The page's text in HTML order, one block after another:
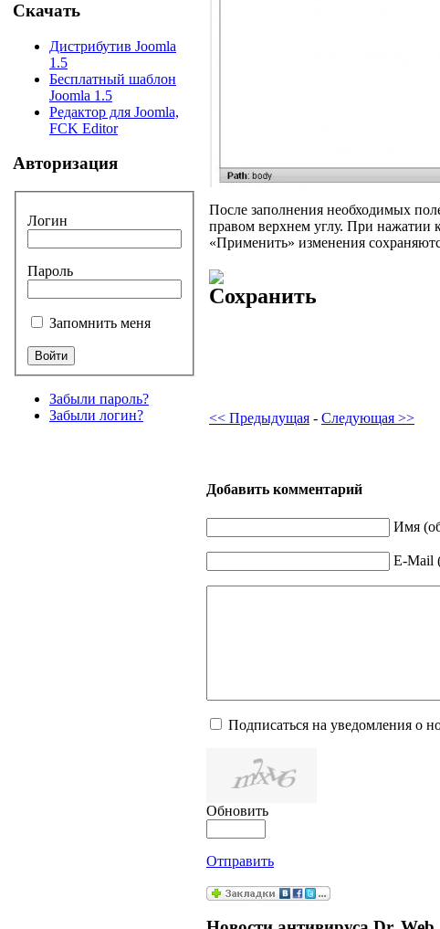
Скачать
Дистрибутив Joomla
1.5
Бесплатный шаблон
Joomla 1.5
Редактор для Joomla,
FCK Editor
Авторизация
Логин
Пароль
Запомнить меня
Забыли пароль?
Забыли логин?
После заполнения необходимых
правом верхнем углу. При нажатии
«Применить» изменения
<< Предыдущая - Следующая >>
Добавить комментарий
Имя
E-Mail
Подписаться на уведомления о
Обновить
Отправить